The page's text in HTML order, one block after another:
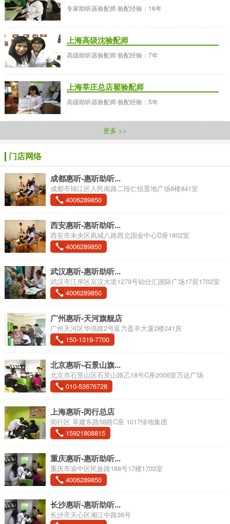
专家助听器验配师 验配经验：16年
上海高级沈验配师
高级助听器验配师 验配经验：7年
上海莘庄总店翟验配师
高级助听器验配师 验配经验：5年
更多 >>
门店网络
成都惠听-惠听助听...
成都市锦江区人民南路二段仁恒置地广场8楼841室
4006289850
西安惠听-惠听助听...
西安市未央区凤城八路西北国金中心D座1802室
4006289850
武汉惠听-惠听助听...
武汉市江岸区京汉大道1279号铂仕汇国际广场17层1702室
4006289850
广州惠听-天河旗舰店
广州天河区华强路2号富力盈丰大厦2楼241房
150-1319-7700
北京惠听-石景山旗...
北京市石景山区石景山路乙18号C座2006室万达广场
010-53676728
上海惠听-闵行总店
闵行区 莘建东路58路C座 1017绿地集团
15921808815
重庆惠听-惠听助听...
重庆市渝中区民族路188号17楼1703室
4006289850
长沙惠听-惠听助听...
长沙市天心区湘江中路36号